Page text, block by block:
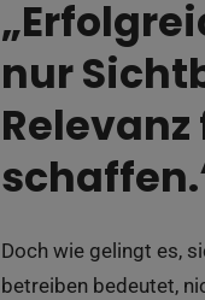
nur
Doch wie gelingt es,
betreiben bedeutet,